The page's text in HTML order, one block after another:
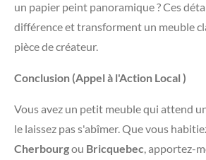
un papier peint panoramique ? Ces
différence et transforment un meuble
pièce de créateur.
Conclusion (Appel à l'Action Local )
​Vous avez un petit meuble qui attend
le laissez pas s'abîmer. Que vous
Cherbourgou Bricquebec , apportez-